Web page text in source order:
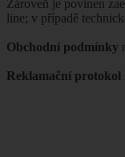
Zároveň je povinen
line; v případě
Obchodní podmínky
Reklamační protokol